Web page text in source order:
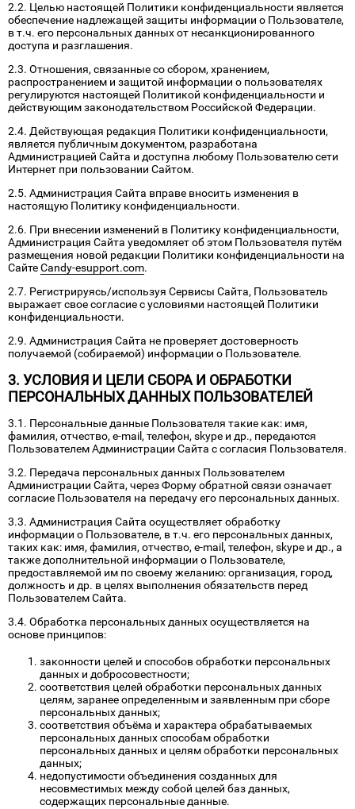
2.2. Целью настоящей Политики конфиденциальности является
обеспечение надлежащей защиты информации о Пользователе,
в т.ч. его персональных данных от несанкционированного
доступа и разглашения.
2.3. Отношения, связанные со сбором, хранением,
распространением и защитой информации о пользователях
регулируются настоящей Политикой конфиденциальности и
действующим законодательством Российской Федерации.
2.4. Действующая редакция Политики конфиденциальности,
является публичным документом, разработана
Администрацией Сайта и доступна любому Пользователю сети
Интернет при пользовании Сайтом.
2.5. Администрация Сайта вправе вносить изменения в
настоящую Политику конфиденциальности.
2.6. При внесении изменений в Политику конфиденциальности,
Администрация Сайта уведомляет об этом Пользователя путём
размещения новой редакции Политики конфиденциальности на
СайтеCandy-esupport.com.
2.7. Регистрируясь/используя Сервисы Сайта, Пользователь
выражает свое согласие с условиями настоящей Политики
конфиденциальности.
2.9. Администрация Сайта не проверяет достоверность
получаемой (собираемой) информации о Пользователе.
3. УСЛОВИЯ И ЦЕЛИ СБОРА И ОБРАБОТКИ
ПЕРСОНАЛЬНЫХ ДАННЫХ ПОЛЬЗОВАТЕЛЕЙ
3.1. Персональные данные Пользователя такие как: имя,
фамилия, отчество, e-mail, телефон, skype и др., передаются
Пользователем Администрации Сайта с согласия Пользователя.
3.2. Передача персональных данных Пользователем
Администрации Сайта, через Форму обратной связи означает
согласие Пользователя на передачу его персональных данных.
3.3. Администрация Сайта осуществляет обработку
информации о Пользователе, в т.ч. его персональных данных,
таких как: имя, фамилия, отчество, e-mail, телефон, skype и др., а
также дополнительной информации о Пользователе,
предоставляемой им по своему желанию: организация, город,
должность и др. в целях выполнения обязательств перед
Пользователем Сайта.
3.4. Обработка персональных данных осуществляется на
основе принципов:
законности целей и способов обработки персональных
данных и добросовестности;
соответствия целей обработки персональных данных
целям, заранее определенным и заявленным при сборе
персональных данных;
соответствия объёма и характера обрабатываемых
персональных данных способам обработки
персональных данных и целям обработки персональных
данных;
недопустимости объединения созданных для
несовместимых между собой целей баз данных,
содержащих персональные данные.